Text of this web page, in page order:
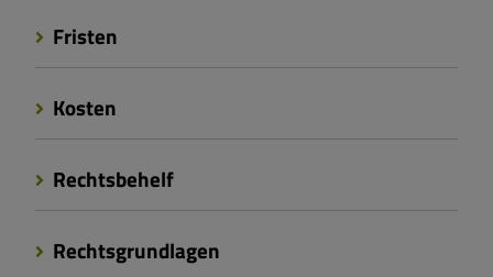
Fristen
Kosten
Rechtsbehelf
Rechtsgrundlagen